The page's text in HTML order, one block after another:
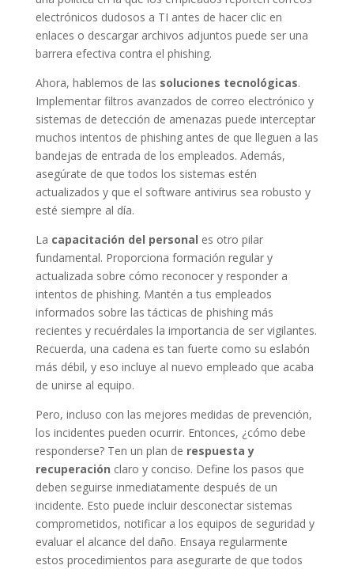
electrónicos dudosos a TI antes de hacer clic en
enlaces o descargar archivos adjuntos puede ser una
barrera efectiva contra el phishing.
Ahora, hablemos de las soluciones tecnológicas.
Implementar filtros avanzados de correo electrónico y
sistemas de detección de amenazas puede interceptar
muchos intentos de phishing antes de que lleguen a las
bandejas de entrada de los empleados. Además,
asegúrate de que todos los sistemas estén
actualizados y que el software antivirus sea robusto y
esté siempre al día.
La capacitación del personal es otro pilar
fundamental. Proporciona formación regular y
actualizada sobre cómo reconocer y responder a
intentos de phishing. Mantén a tus empleados
informados sobre las tácticas de phishing más
recientes y recuérdales la importancia de ser vigilantes.
Recuerda, una cadena es tan fuerte como su eslabón
más débil, y eso incluye al nuevo empleado que acaba
de unirse al equipo.
Pero, incluso con las mejores medidas de prevención,
los incidentes pueden ocurrir. Entonces, ¿cómo debe
responderse? Ten un plan de respuesta y
recuperación claro y conciso. Define los pasos que
deben seguirse inmediatamente después de un
incidente. Esto puede incluir desconectar sistemas
comprometidos, notificar a los equipos de seguridad y
evaluar el alcance del daño. Ensaya regularmente
estos procedimientos para asegurarte de que todos